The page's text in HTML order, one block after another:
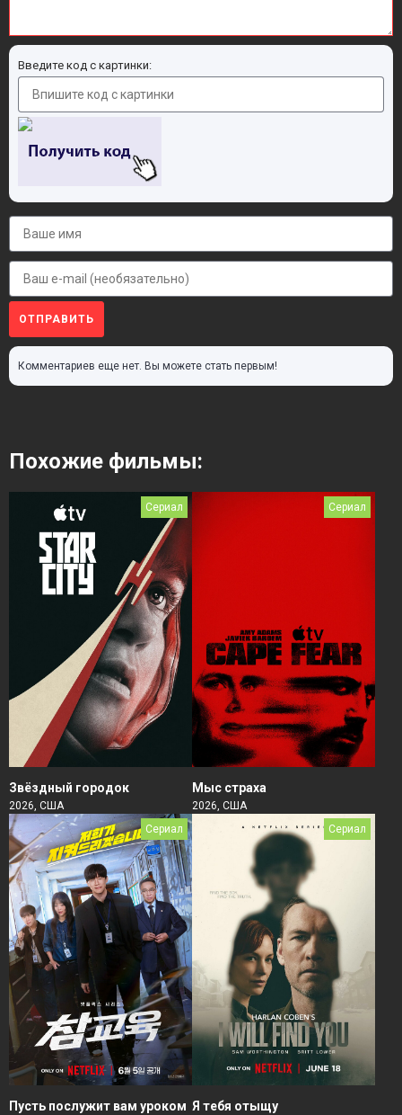
Введите код с картинки:
ОТПРАВИТЬ
Комментариев еще нет. Вы можете стать первым!
Похожие фильмы:
Сериал
Звёздный городок
2026, США
Сериал
Мыс страха
2026, США
Сериал
Пусть послужит вам уроком
Сериал
Я тебя отыщу